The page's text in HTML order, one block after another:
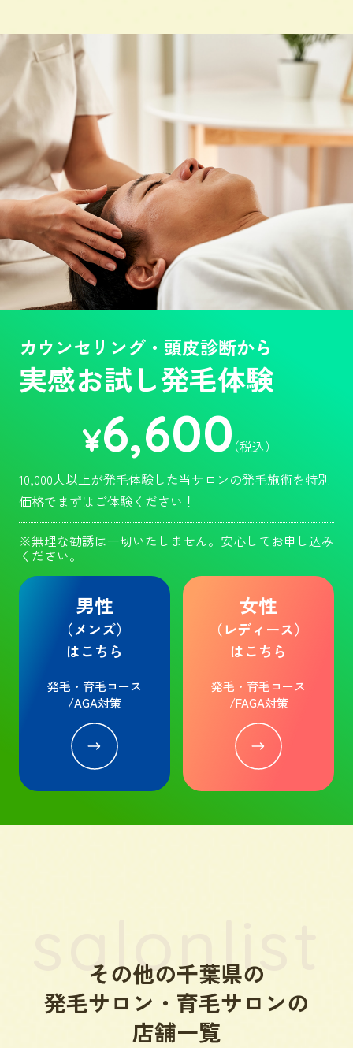
カウンセリング・頭皮診断から
実感お試し発毛体験
¥6,600（税込）
10,000人以上が発毛体験した当サロンの発毛施術を特別
価格でまずはご体験ください！
※無理な勧誘は一切いたしません。安心してお申し込み
ください。
男性
（メンズ）
はこちら
発毛・育毛コース
/AGA対策
女性
（レディース）
はこちら
発毛・育毛コース
/FAGA対策
salonlist
その他の千葉県の
発毛サロン・育毛サロンの
店舗一覧